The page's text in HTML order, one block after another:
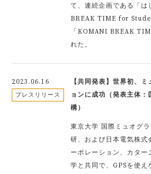
て、連続企画である「
BREAK TIME for
「KOMANI BREAK
れた。
2023.06.16
プレスリリース
【共同発表】世界初、
ョンに成功（発表主体
構）
東京大学 国際ミュオグ
研、および日本電気株式
ーポレーション、カタ
学と共同で、GPSを使